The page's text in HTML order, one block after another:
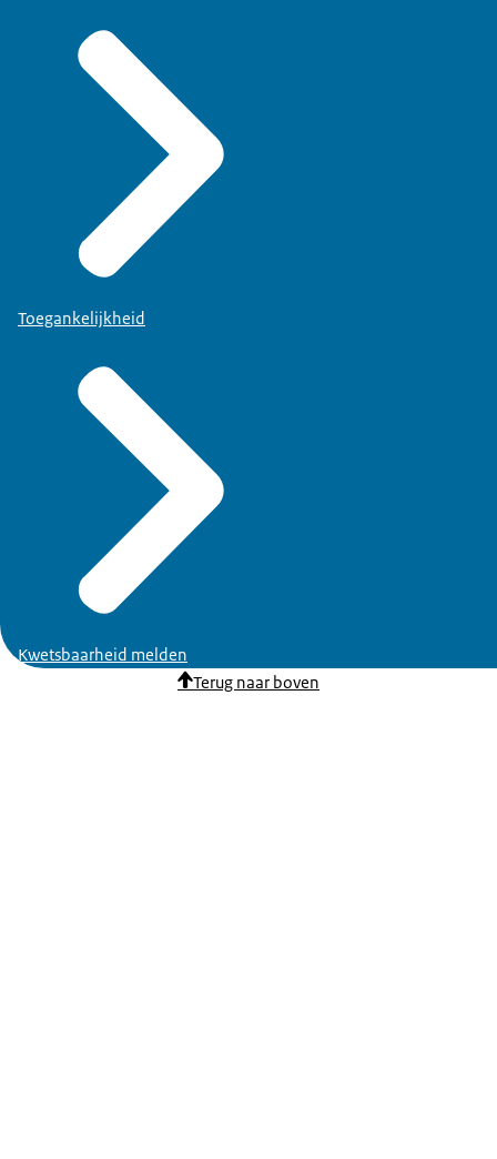
Toegankelijkheid
Kwetsbaarheid melden
Terug naar boven